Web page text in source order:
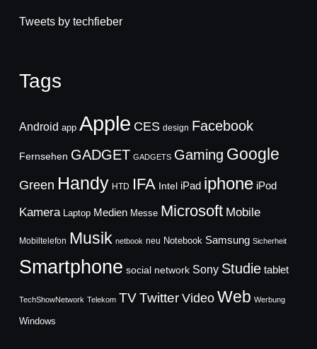
Tweets by techfieber
Tags
Android app Apple CES design Facebook
Fernsehen GADGET GADGETS Gaming Google
Green Handy HTD IFA Intel iPad iphone iPod
Kamera Laptop Medien Messe Microsoft Mobile
Mobiltelefon Musik netbook neu Notebook Samsung Sicherheit
Smartphone social network Sony Studie tablet
TechShowNetwork Telekom TVTwitter Video Web Werbung
Windows